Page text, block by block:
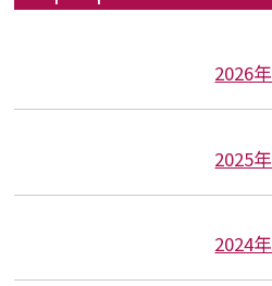
2026年
2025年
2024年